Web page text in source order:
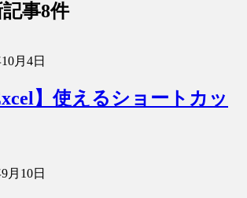
事8件
月4日
】使えるショートカッ
月10日